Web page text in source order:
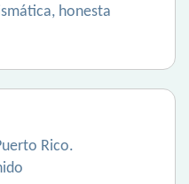
honesta
Rico.